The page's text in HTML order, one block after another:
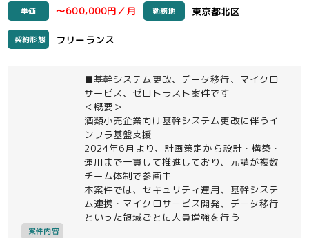
単価 〜600,000円／月 勤務地 東京都北区
契約形態 フリーランス
案件内容
■基幹システム更改、データ移行、マイクロ
サービス、ゼロトラスト案件です
＜概要＞
酒類小売企業向け基幹システム更改に伴うイ
ンフラ基盤支援
2024年6月より、計画策定から設計・構築・
運用まで一貫して推進しており、元請が複数
チーム体制で参画中
本案件では、セキュリティ運用、基幹システ
ム連携・マイクロサービス開発、データ移行
といった領域ごとに人員増強を行う